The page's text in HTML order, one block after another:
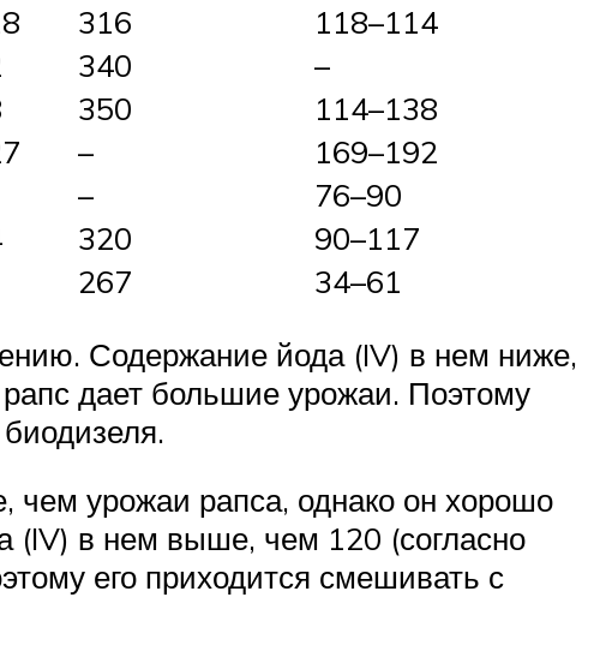
316
118–114
340
–
350
114–138
–
169–192
–
76–90
320
90–117
267
34–61
Содержание йода (IV) в нем ниже,
дает большие урожаи. Поэтому
чем урожаи рапса, однако он хорошо
(IV) в нем выше, чем 120 (согласно
его приходится смешивать с